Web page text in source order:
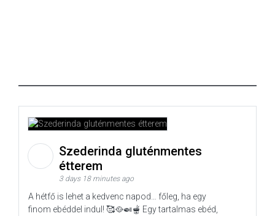
Szederinda gluténmentes
étterem
3 days 18 minutes ago
A hétfő is lehet a kedvenc napod… főleg, ha egy
finom ebéddel indul! 🥰🥘🍛🫕 Egy tartalmas ebéd,